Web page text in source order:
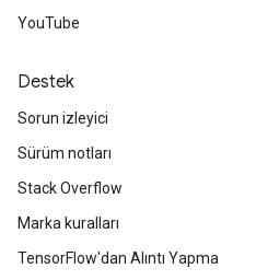
YouTube
Destek
Sorun izleyici
Sürüm notları
Stack Overflow
Marka kuralları
TensorFlow'dan Alıntı Yapma